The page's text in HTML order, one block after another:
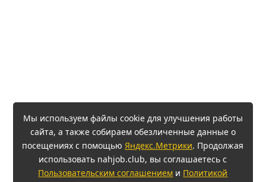
Мы используем файлы cookie для улучшения работы
сайта, а также собираем обезличенные данные о
посещениях с помощью Яндекс.Метрики. Продолжая
использовать nahjob.club, вы соглашаетесь с
Пользовательским соглашением и Политикой